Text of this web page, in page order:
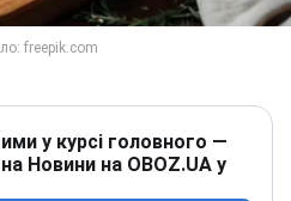
у курсі головного —
Новини на OBOZ.UA у